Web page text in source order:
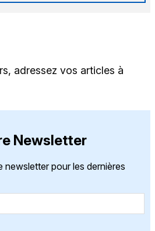
adressez vos articles à
Newsletter
pour les dernières